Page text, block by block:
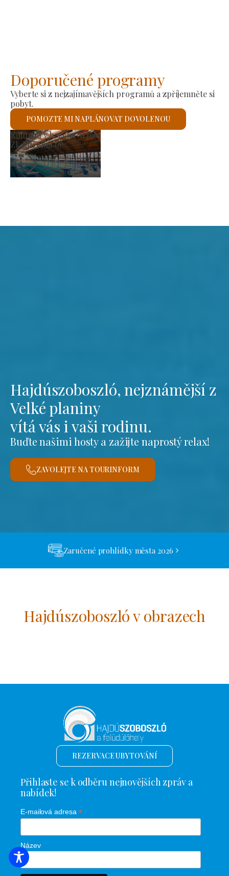
Doporučené programy
Vyberte si z nejzajímavějších programů a zpříjemněte si
pobyt.
POMOZTE MI NAPLÁNOVAT DOVOLENOU
Výrobní trh
Zkontroluji to
Hajdúszoboszló, nejznámější z
Velké planiny
vítá vás i vaši rodinu.
Buďte našimi hosty a zažijte naprostý relax!
ZAVOLEJTE NA TOURINFORM
Zaručené prohlídky města 2026
Hajdúszoboszló v obrazech
REZERVACE UBYTOVÁNÍ
Přihlaste se k odběru nejnovějších zpráv a
nabídek!
E-mailová adresa*
Název